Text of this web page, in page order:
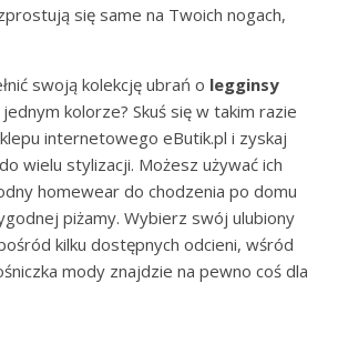
się same na Twoich nogach,
swoją kolekcję ubrań o legginsy
kolorze? Skuś się w takim razie
internetowego eButik.pl i zyskaj
wielu stylizacji. Możesz używać ich
homewear do chodzenia po domu
piżamy. Wybierz swój ulubiony
kilku dostępnych odcieni, wśród
mody znajdzie na pewno coś dla